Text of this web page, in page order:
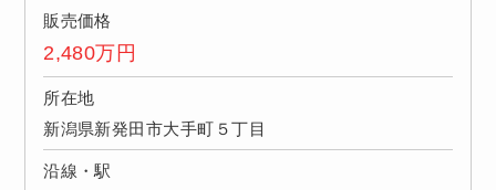
販売価格
2,480万円
所在地
新潟県新発田市大手町５丁目
沿線・駅